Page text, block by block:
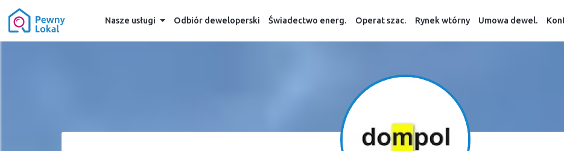
Nasze usługi Odbiór deweloperski Świadectwo energ. Operat szac. Rynek wtórny Umowa dewel.